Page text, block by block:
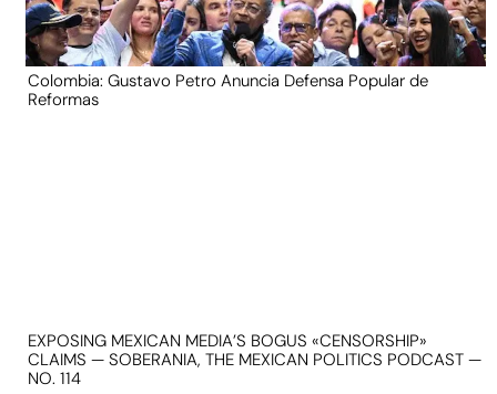
Colombia: Gustavo Petro Anuncia Defensa Popular de
Reformas
EXPOSING MEXICAN MEDIA’S BOGUS «CENSORSHIP»
CLAIMS — SOBERANIA, THE MEXICAN POLITICS PODCAST —
NO. 114